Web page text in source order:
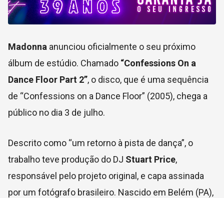
Madonna anunciou oficialmente o seu próximo
álbum de estúdio. Chamado “Confessions On a
Dance Floor Part 2”, o disco, que é uma sequência
de “Confessions on a Dance Floor” (2005), chega a
público no dia 3 de julho.
Descrito como “um retorno à pista de dança”, o
trabalho teve produção do DJ Stuart Price,
responsável pelo projeto original, e capa assinada
por um fotógrafo brasileiro. Nascido em Belém (PA),